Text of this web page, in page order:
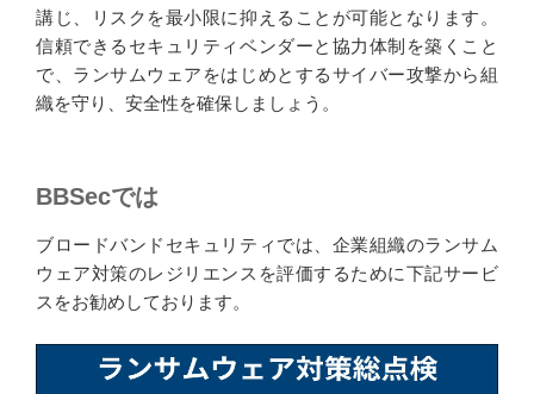
講じ、リスクを最小限に抑えることが可能となります。
信頼できるセキュリティベンダーと協力体制を築くこと
で、ランサムウェアをはじめとするサイバー攻撃から組
織を守り、安全性を確保しましょう。
BBSecでは
ブロードバンドセキュリティでは、企業組織のランサム
ウェア対策のレジリエンスを評価するために下記サービ
スをお勧めしております。